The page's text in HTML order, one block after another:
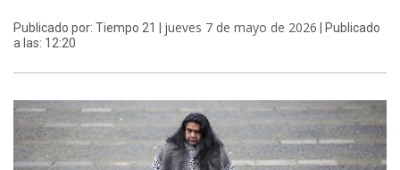
Publicado por: Tiempo 21 | jueves 7 de mayo de 2026 | Publicado
a las: 12:20